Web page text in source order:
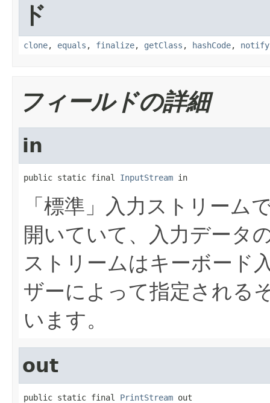
ド
clone, equals , finalize, getClass , hashCode, notify
フィールドの詳細
in
public static final InputStream in
「標準」入力ストリーム
開いていて、入力データ
ストリームはキーボード
ザーによって指定される
います。
out
public static final PrintStream out